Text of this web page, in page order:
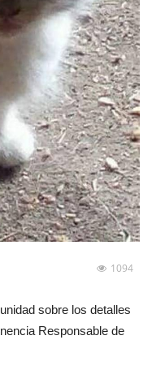
1094
sobre los detalles
Responsable de